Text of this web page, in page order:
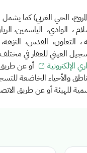
الحي الغربي) كما
، الوادي، الياسمين،
التعاون، القدس، النزهة،
العيني للعقار في
الإلكترونية
أو عن
والأحياء الخاضعة
أو عن طريق الاتصال